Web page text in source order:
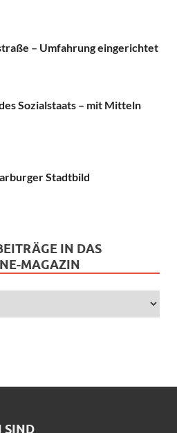
­– Umfahrung eingerichtet
Sozialstaats – mit Mitteln
Stadtbild
IN DAS
MAGAZIN
SIND